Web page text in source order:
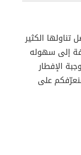
الكثير
إلى سهوله
الإفطار
على